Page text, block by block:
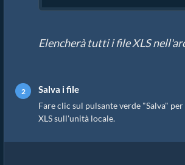
Elencherà tutti i file XLS
Salva i file
Fare clic sul pulsante verde "Salva"
XLS sull'unità locale.